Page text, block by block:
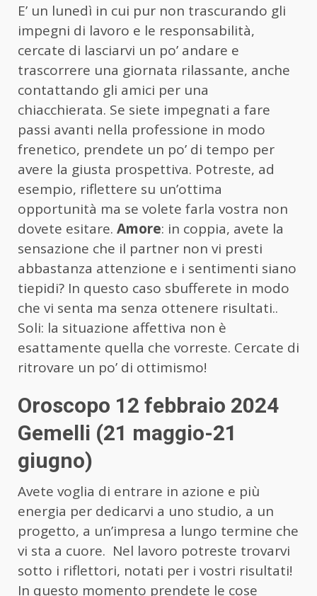
E’ un lunedì in cui pur non trascurando gli
impegni di lavoro e le responsabilità,
cercate di lasciarvi un po’ andare e
trascorrere una giornata rilassante, anche
contattando gli amici per una
chiacchierata. Se siete impegnati a fare
passi avanti nella professione in modo
frenetico, prendete un po’ di tempo per
avere la giusta prospettiva. Potreste, ad
esempio, riflettere su un’ottima
opportunità ma se volete farla vostra non
dovete esitare. Amore: in coppia, avete la
sensazione che il partner non vi presti
abbastanza attenzione e i sentimenti siano
tiepidi? In questo caso sbufferete in modo
che vi senta ma senza ottenere risultati..
Soli: la situazione affettiva non è
esattamente quella che vorreste. Cercate di
ritrovare un po’ di ottimismo!
Oroscopo 12 febbraio 2024
Gemelli (21 maggio-21
giugno)
Avete voglia di entrare in azione e più
energia per dedicarvi a uno studio, a un
progetto, a un’impresa a lungo termine che
vi sta a cuore. Nel lavoro potreste trovarvi
sotto i riflettori, notati per i vostri risultati!
In questo momento prendete le cose